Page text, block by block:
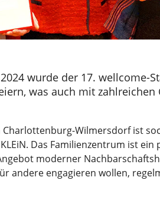
wurde der 17. wellcome-
was auch mit zahlreichen
Wilmersdorf ist
Das Familienzentrum ist ein
moderner
andere engagieren wollen,